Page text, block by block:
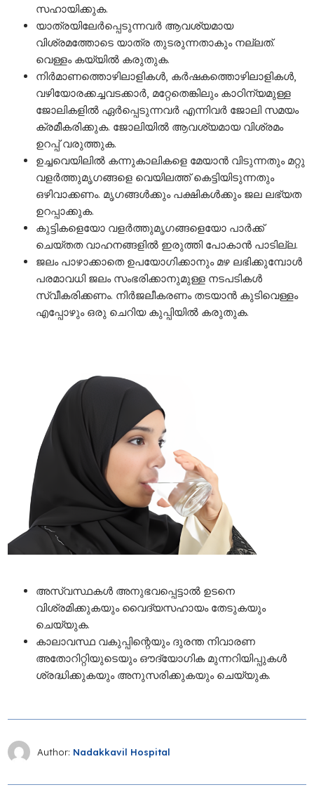
സഹായിക്കുക.
യാത്രയിലേർപ്പെടുന്നവർ ആവശ്യമായ
വിശ്രമത്തോടെ യാത്ര തുടരുന്നതാകും നല്ലത്.
വെള്ളം കയ്യിൽ കരുതുക.
നിർമാണത്തൊഴിലാളികൾ, കർഷകത്തൊഴിലാളികൾ,
വഴിയോരക്കച്ചവടക്കാർ, മറ്റേതെങ്കിലും കാഠിന്യമുള്ള
ജോലികളിൽ ഏർപ്പെടുന്നവർ എന്നിവർ ജോലി സമയം
ക്രമീകരിക്കുക. ജോലിയിൽ ആവശ്യമായ വിശ്രമം
ഉറപ്പ് വരുത്തുക.
ഉച്ചവെയിലിൽ കന്നുകാലികളെ മേയാൻ വിടുന്നതും മറ്റു
വളർത്തുമൃഗങ്ങളെ വെയിലത്ത് കെട്ടിയിടുന്നതും
ഒഴിവാക്കണം. മൃഗങ്ങൾക്കും പക്ഷികൾക്കും ജല ലഭ്യത
ഉറപ്പാക്കുക.
കുട്ടികളെയോ വളർത്തുമൃഗങ്ങളെയോ പാർക്ക്
ചെയ്തത വാഹനങ്ങളിൽ ഇരുത്തി പോകാൻ പാടില്ല.
ജലം പാഴാക്കാതെ ഉപയോഗിക്കാനും മഴ ലഭിക്കുമ്പോൾ
പരമാവധി ജലം സംഭരിക്കാനുമുള്ള നടപടികൾ
സ്വീകരിക്കണം. നിർജലീകരണം തടയാൻ കുടിവെള്ളം
എപ്പോഴും ഒരു ചെറിയ കുപ്പിയിൽ കരുതുക.
അസ്വസ്ഥകൾ അനുഭവപ്പെട്ടാൽ ഉടനെ
വിശ്രമിക്കുകയും വൈദ്യസഹായം തേടുകയും
ചെയ്യുക.
കാലാവസ്ഥ വകുപ്പിന്റെയും ദുരന്ത നിവാരണ
അതോറിറ്റിയുടെയും ഔദ്യോഗിക മുന്നറിയിപ്പുകൾ
ശ്രദ്ധിക്കുകയും അനുസരിക്കുകയും ചെയ്യുക.
Author: Nadakkavil Hospital